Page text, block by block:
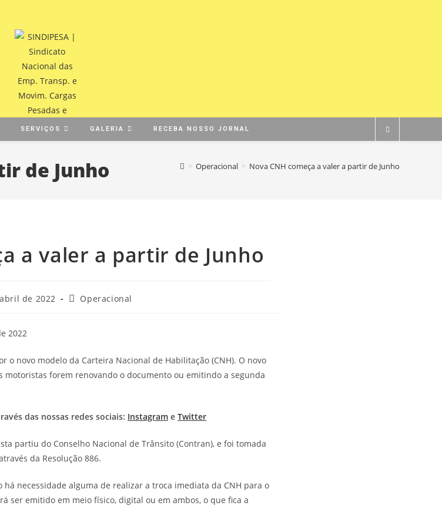
SERVIÇOS GALERIA RECEBA NOSSO JORNAL
de Junho > Operacional > Nova CNH começa a valer a partir de Junho
a valer a partir de Junho
de 2022 Operacional
2022
o novo modelo da Carteira Nacional de Habilitação (CNH). O novo
forem renovando o documento ou emitindo a segunda
das nossas redes sociais: Instagram e Twitter
partiu do Conselho Nacional de Trânsito (Contran), e foi tomada
da Resolução 886.
necessidade alguma de realizar a troca imediata da CNH para o
ser emitido em meio físico, digital ou em ambos, o que fica a